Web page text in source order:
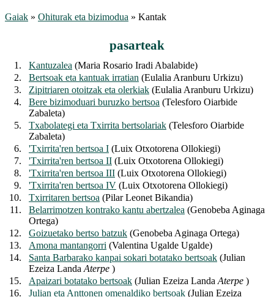
Gaiak » Ohiturak eta bizimodua » Kantak
pasarteak
1. Kantuzalea (Maria Rosario Iradi Abalabide)
2.
Bertsoak eta kantuak irratian (Eulalia Aranburu Urkizu)
3.
Zipitriaren otoitzak eta olerkiak (Eulalia Aranburu Urkizu)
4.
Bere bizimoduari buruzko bertsoa (Telesforo Oiarbide
Zabaleta)
5.
Txabolategi eta Txirrita bertsolariak (Telesforo Oiarbide
Zabaleta)
6.
'Txirrita'ren bertsoa I (Luix Otxotorena Ollokiegi)
7.
'Txirrita'ren bertsoa II (Luix Otxotorena Ollokiegi)
8.
'Txirrita'ren bertsoa III (Luix Otxotorena Ollokiegi)
9.
'Txirrita'ren bertsoa IV (Luix Otxotorena Ollokiegi)
10.
Txirritaren bertsoa (Pilar Leonet Bikandia)
11.
Belarrimotzen kontrako kantu abertzalea (Genobeba Aginaga
Ortega)
12.
Goizuetako bertso batzuk (Genobeba Aginaga Ortega)
13.
Amona mantangorri (Valentina Ugalde Ugalde)
14.
Santa Barbarako kanpai sokari botatako bertsoak (Julian
Ezeiza Landa Aterpe )
15.
Apaizari botatako bertsoak (Julian Ezeiza Landa Aterpe )
16.
Julian eta Anttonen omenaldiko bertsoak (Julian Ezeiza